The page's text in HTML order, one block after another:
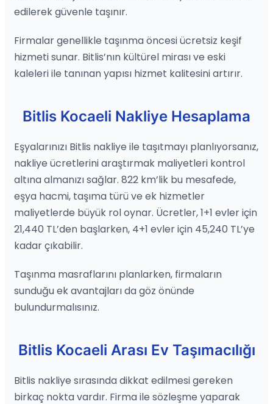
edilerek güvenle taşınır.
Firmalar genellikle taşınma öncesi ücretsiz keşif
hizmeti sunar. Bitlis’nın kültürel mirası ve eski
kaleleri ile tanınan yapısı hizmet kalitesini artırır.
Bitlis Kocaeli Nakliye Hesaplama
Eşyalarınızı Bitlis nakliye ile taşıtmayı planlıyorsanız,
nakliye ücretlerini araştırmak maliyetleri kontrol
altına almanızı sağlar. 822 km’lik bu mesafede,
eşya hacmi, taşıma türü ve ek hizmetler
maliyetlerde büyük rol oynar. Ücretler, 1+1 evler için
21,440 TL’den başlarken, 4+1 evler için 45,240 TL’ye
kadar çıkabilir.
Taşınma masraflarını planlarken, firmaların
sunduğu ek avantajları da göz önünde
bulundurmalısınız.
Bitlis Kocaeli Arası Ev Taşımacılığı
Bitlis nakliye sırasında dikkat edilmesi gereken
birkaç nokta vardır. Firma ile sözleşme yaparak